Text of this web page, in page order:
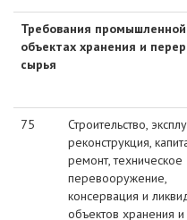
Требования
объектах хранения и
сырья
75
Строительство,
реконструкция,
ремонт, техническое
перевооружение,
консервация и
объектов хранения и